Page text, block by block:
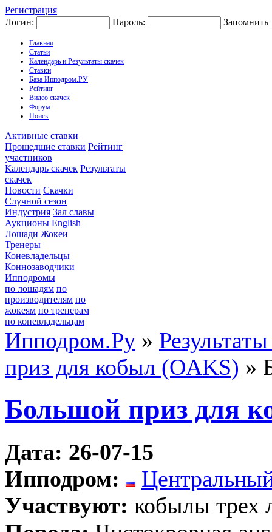
Регистрация
Логин:
Пароль: Запомнить
Главная
Статьи
Календарь и Результаты скачек
Ставки
База Ипподром.РУ
Рейтинг
Видео скачек
Форум
Поиск
Активные ставки
Прошедшие ставки Рейтинг
участников
Календарь скачек Результаты
скачек
Новости Скачки
Случной сезон
Индустрия Зал славы
Аукционы English
Лошади Жокеи
Тренеры
Коневладельцы
Коннозаводчики
Ипподромы
по лошадям по
производителям по
жокеям по тренерам
по коневладельцам
Ипподром.Ру »
приз для кобыл (OAKS) »
Большой приз для
Дата: 26-07-15
Ипподром:
Участвуют: кобылы трех